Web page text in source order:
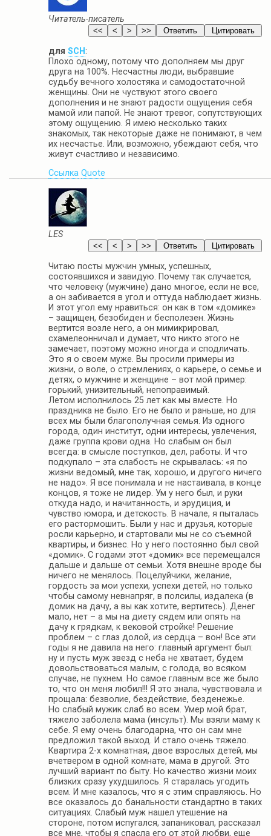
Читатель-писатель
для SCH :
Плохо одному, потому что дополняем мы друг
друга на 100%. Несчастны люди, выбравшие
судьбу вечного холостяка и самодостаточной
женщины. Они не чуствуют этого своего
дополнения и не знают радости ощущения себя
мамой или папой. Не знают тревог, сопутствующих
этому ощущению. Я имею несколько таких
знакомых, так некоторые даже не понимают, в чем
их несчастье. Или, возможно, убеждают себя, что
живут счастливо и независимо.
Ссылка Quote
LES
Читаю посты мужчин умных, успешных,
состоявшихся и завидую. Почему так случается,
что человеку (мужчине) дано многое, если не все,
а он забивается в угол и оттуда наблюдает жизнь.
И этот угол ему нравиться: он как в том «домике»
– защищен, безобиден и бесполезен. Жизнь
вертится возле него, а он мимикрировал,
схамелеонничал и думает, что никто этого не
замечает, поэтому можно иногда и сподличать.
Это я о своем муже. Вы просили примеры из
жизни, о воле, о стремлениях, о карьере, о семье и
детях, о мужчине и женщине – вот мой пример:
горький, унизительный, непоправимый.
Летом исполнилось 25 лет как мы вместе. Но
праздника не было. Его не было и раньше, но для
всех мы были благополучная семья. Из одного
города, один институт, одни интересы, увлечения,
даже группа крови одна. Но слабым он был
всегда: в смысле поступков, дел, работы. И что
подкупало – эта слабость не скрывалась: «я по
жизни ведомый, мне так, хорошо, и другого ничего
не надо». Я все понимала и не настаивала, в конце
концов, я тоже не лидер. Ум у него был, и руки
откуда надо, и начитанность, и эрудиция, и
чувство юмора, и детскость. В начале, я пыталась
его растормошить. Были у нас и друзья, которые
росли карьерно, и стартовали мы не со съемной
квартиры, и бизнес. Но у него постоянно был свой
«домик». С годами этот «домик» все перемещался
дальше и дальше от семьи. Хотя внешне вроде бы
ничего не менялось. Поцелуйчики, желание,
гордость за мои успехи, успехи детей, но только
чтобы самому невнапряг, в полсилы, издалека (в
домик на дачу, а вы как хотите, вертитесь). Денег
мало, нет – а мы на диету сядем или опять на
дачу к грядкам, к вековой стройке! Решение
проблем – с глаз долой, из сердца – вон! Все эти
годы я не давила на него: главный аргумент был:
ну и пусть муж звезд с неба не хватает, будем
довольствоваться малым, с голода, во всяком
случае, не пухнем. Но самое главным все же было
то, что он меня любил!!! Я это знала, чувствовала и
прощала: безволие, бездействие, безденежье.
Но слабый мужик слаб во всем. Умер мой брат,
тяжело заболела мама (инсульт). Мы взяли маму к
себе. Я ему очень благодарна, что он сам мне
предложил такой выход. И стало очень тяжело.
Квартира 2-х комнатная, двое взрослых детей, мы
вчетвером в одной комнате, мама в другой. Это
лучший вариант по быту. Но качество жизни моих
близких сразу ухудшилось. Я старалась угодить
всем. И мне казалось, что я с этим справляюсь. Но
все оказалось до банальности стандартно в таких
ситуациях. Слабый муж нашел утешение на
стороне, потом испугался, запаниковал, рассказал
все мне, чтобы я спасла его от этой любви, еще